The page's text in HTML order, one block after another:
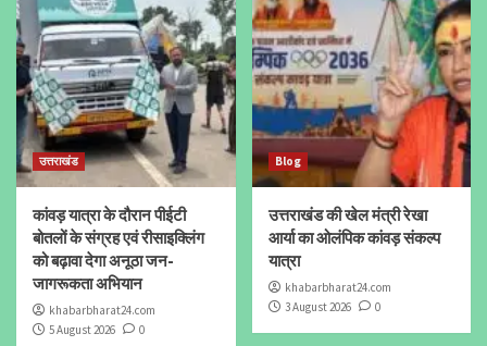
उत्तराखंड
कांवड़ यात्रा के दौरान पीईटी
बोतलों के संग्रह एवं रीसाइक्लिंग
को बढ़ावा देगा अनूठा जन-
जागरूकता अभियान
khabarbharat24.com
5 August 2026
0
Blog
उत्तराखंड की खेल मंत्री रेखा
आर्या का ओलंपिक कांवड़ संकल्प
यात्रा
khabarbharat24.com
3 August 2026
0